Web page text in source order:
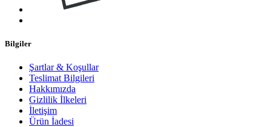
Bilgiler
Şartlar & Koşullar
Teslimat Bilgileri
Hakkımızda
Gizlilik İlkeleri
İletişim
Ürün İadesi